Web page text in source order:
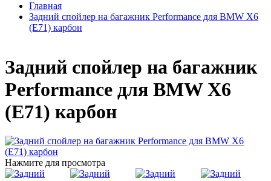
Главная
Задний спойлер на багажник Performance для BMW X6
(E71) карбон
Задний спойлер на багажник
Performance для BMW X6
(E71) карбон
Нажмите для просмотра